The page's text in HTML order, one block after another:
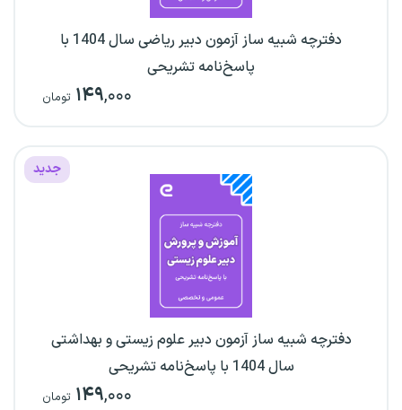
دفترچه شبیه ساز آزمون دبیر ریاضی سال 1404 با
پاسخ‌نامه تشریحی
۱۴۹,۰۰۰ تومان
جدید
دفترچه شبیه ساز آزمون دبیر علوم زیستی و بهداشتی
سال 1404 با پاسخ‌نامه تشریحی
۱۴۹,۰۰۰ تومان